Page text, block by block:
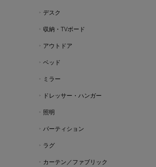
デスク
収納・TVボード
アウトドア
ベッド
ミラー
ドレッサー・ハンガー
照明
パーティション
ラグ
カーテン／ファブリック